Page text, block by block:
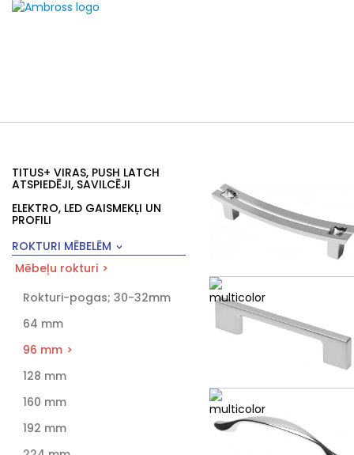
TITUS+ VIRAS, PUSH LATCH
ATSPIEDĒJI, SAVILCĒJI
ELEKTRO, LED GAISMEKĻI UN
PROFILI
ROKTURI MĒBELĒM
Mēbeļu rokturi
Rokturi-pogas; 30-32mm
64 mm
96 mm
128 mm
160 mm
192 mm